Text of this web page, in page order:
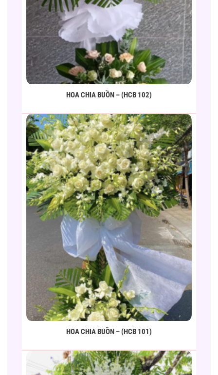
HOA CHIA BUỒN – (HCB 102)
HOA CHIA BUỒN – (HCB 101)